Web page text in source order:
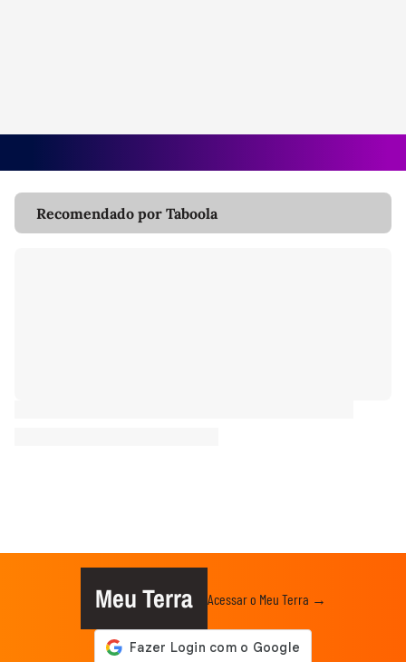
Recomendado por Taboola
Meu Terra Acessar o Meu Terra →